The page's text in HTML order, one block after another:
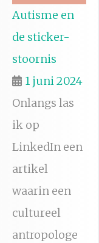
Autisme en
de sticker-
stoornis
1 juni 2024
Onlangs las
ik op
LinkedIn een
artikel
waarin een
cultureel
antropologe